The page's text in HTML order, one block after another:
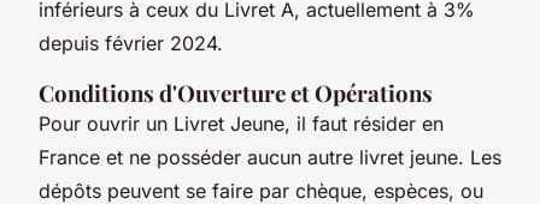
inférieurs à ceux du Livret A, actuellement à 3%
depuis février 2024.
Conditions d'Ouverture et Opérations
Pour ouvrir un Livret Jeune, il faut résider en
France et ne posséder aucun autre livret jeune. Les
dépôts peuvent se faire par chèque, espèces, ou